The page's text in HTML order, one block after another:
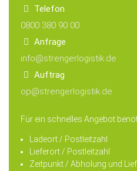
Telefon
0800 380 90 00
Anfrage
info@strengerlogistik.de
Auftrag
op@strengerlogistik.de
Für ein schnelles Angebot
Ladeort / Postleitzahl
Lieferort / Postleitzahl
Zeitpunkt / Abholung und